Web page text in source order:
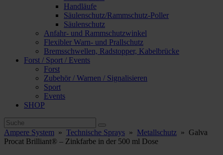
Handläufe
Säulenschutz/Rammschutz-Poller
Säulenschutz
Anfahr- und Rammschutzwinkel
Flexibler Warn- und Prallschutz
Bremsschwellen, Radstopper, Kabelbrücke
Forst / Sport / Events
Forst
Zubehör / Warnen / Signalisieren
Sport
Events
SHOP
Ampere System » Technische Sprays » Metallschutz » Galva
Procat Brilliant® – Zinkfarbe in der 500 ml Dose